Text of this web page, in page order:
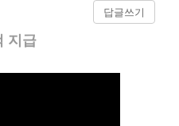
답글쓰기
지급